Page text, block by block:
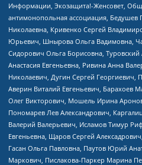
Информации, Экозащита!-Женсовет,
антимонопольная ассоциация, Бедушев
Николаевна, Кривенко Сергей
Юрьевич, Шнырова Ольга Вадимовна,
Сидорович Ольга Борисовна, Туровский
Анастасия Евгеньевна, Ривина Анна
Николаевич, Дугин Сергей Георгиевич,
Аверин Виталий Евгеньевич, Барахоев
Олег Викторович, Мошель Ирина
Пономарев Лев Александрович,
Валерий Валерьевич, Исламов Тимур
Евгеньевна, Щаров Сергей
Гасан Ольга Павловна, Паутов Юрий
Маркович, Пислакова-Паркер Марина